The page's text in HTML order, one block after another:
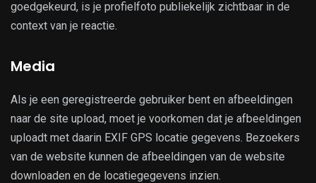
goedgekeurd, is je profielfoto publiekelijk zichtbaar in de
context van je reactie.
Media
Als je een geregistreerde gebruiker bent en afbeeldingen
naar de site upload, moet je voorkomen dat je afbeeldingen
uploadt met daarin EXIF GPS locatie gegevens. Bezoekers
van de website kunnen de afbeeldingen van de website
downloaden en de locatiegegevens inzien.